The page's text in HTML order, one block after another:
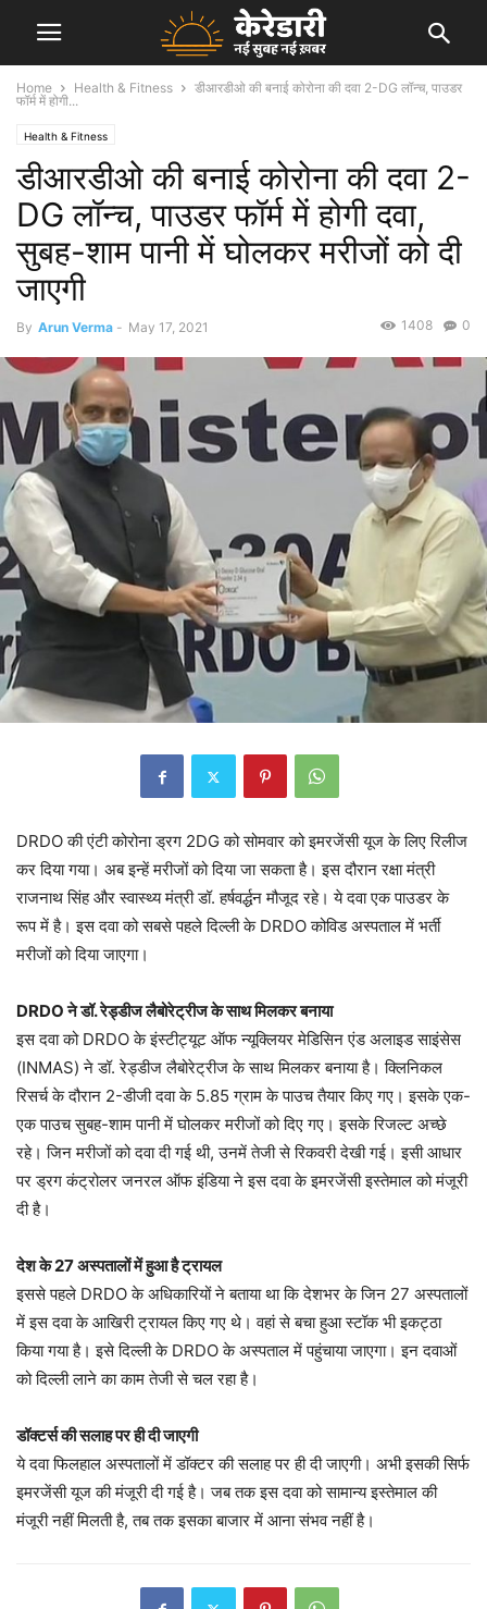
Home Health & Fitness
डीआरडीओ की बनाई कोरोना की दवा 2-DG लॉन्च, पाउडर
फॉर्म में होगी...
Health & Fitness
डीआरडीओ की बनाई कोरोना की दवा 2-
DG लॉन्च, पाउडर फॉर्म में होगी दवा,
सुबह-शाम पानी में घोलकर मरीजों को दी
जाएगी
By Arun Verma - May 17, 2021 0
1408
DRDO की एंटी कोरोना ड्रग 2DG को सोमवार को इमरजेंसी यूज के लिए रिलीज
कर दिया गया। अब इन्हें मरीजों को दिया जा सकता है। इस दौरान रक्षा मंत्री
राजनाथ सिंह और स्वास्थ्य मंत्री डॉ. हर्षवर्द्धन मौजूद रहे। ये दवा एक पाउडर के
रूप में है। इस दवा को सबसे पहले दिल्ली के DRDO कोविड अस्पताल में भर्ती
मरीजों को दिया जाएगा।
DRDO ने डॉ. रेड्डीज लैबोरेट्रीज के साथ मिलकर बनाया
इस दवा को DRDO के इंस्टीट्यूट ऑफ न्यूक्लियर मेडिसिन एंड अलाइड साइंसेस
(INMAS) ने डॉ. रेड्डीज लैबोरेट्रीज के साथ मिलकर बनाया है। क्लिनिकल
रिसर्च के दौरान 2-डीजी दवा के 5.85 ग्राम के पाउच तैयार किए गए। इसके एक-
एक पाउच सुबह-शाम पानी में घोलकर मरीजों को दिए गए। इसके रिजल्ट अच्छे
रहे। जिन मरीजों को दवा दी गई थी, उनमें तेजी से रिकवरी देखी गई। इसी आधार
पर ड्रग कंट्रोलर जनरल ऑफ इंडिया ने इस दवा के इमरजेंसी इस्तेमाल को मंजूरी
दी है।
देश के 27 अस्पतालों में हुआ है ट्रायल
इससे पहले DRDO के अधिकारियों ने बताया था कि देशभर के जिन 27 अस्पतालों
में इस दवा के आखिरी ट्रायल किए गए थे। वहां से बचा हुआ स्टॉक भी इकट्ठा
किया गया है। इसे दिल्ली के DRDO के अस्पताल में पहुंचाया जाएगा। इन दवाओं
को दिल्ली लाने का काम तेजी से चल रहा है।
डॉक्टर्स की सलाह पर ही दी जाएगी
ये दवा फिलहाल अस्पतालों में डॉक्टर की सलाह पर ही दी जाएगी। अभी इसकी सिर्फ
इमरजेंसी यूज की मंजूरी दी गई है। जब तक इस दवा को सामान्य इस्तेमाल की
मंजूरी नहीं मिलती है, तब तक इसका बाजार में आना संभव नहीं है।